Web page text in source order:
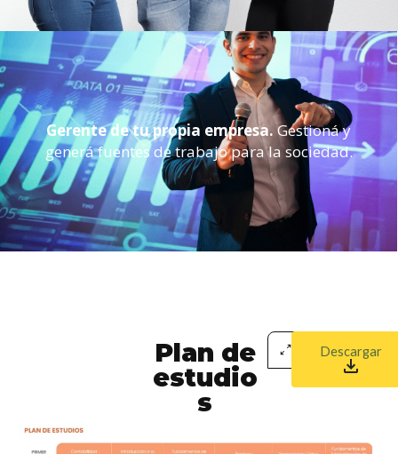
Gerente de tu propia empresa.Gestioná y
generá fuentes de trabajo para la sociedad.
Plan de
estudio
s
Descargar